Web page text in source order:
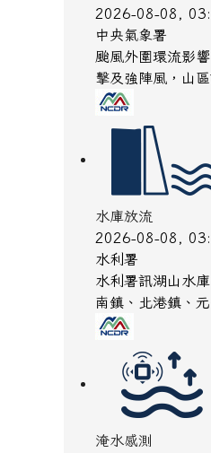
2026-08-08,
中央氣象署
颱風外圍環流影
擊及強陣風，山
水庫放流
2026-08-08,
水利署
水利署訊湖山水
南鎮、北港鎮、
淹水感測